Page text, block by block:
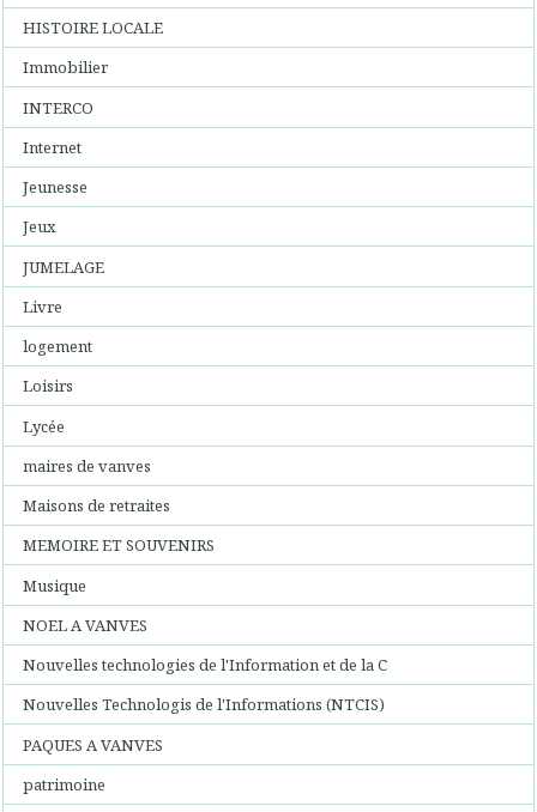
HISTOIRE LOCALE
Immobilier
INTERCO
Internet
Jeunesse
Jeux
JUMELAGE
Livre
logement
Loisirs
Lycée
maires de vanves
Maisons de retraites
MEMOIRE ET SOUVENIRS
Musique
NOEL A VANVES
Nouvelles technologies de l'Information et de la C
Nouvelles Technologis de l'Informations (NTCIS)
PAQUES A VANVES
patrimoine